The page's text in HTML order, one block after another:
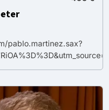
pablo.martinez.sax?